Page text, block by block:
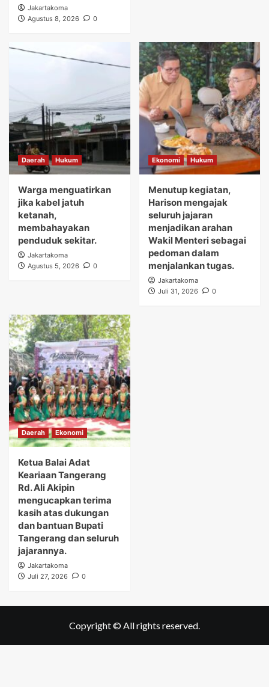
Jakartakoma
Agustus 8, 2026
0
Daerah Hukum
Warga menguatirkan
jika kabel jatuh
ketanah,
membahayakan
penduduk sekitar.
Jakartakoma
Agustus 5, 2026
0
Ekonomi Hukum
Menutup kegiatan,
Harison mengajak
seluruh jajaran
menjadikan arahan
Wakil Menteri sebagai
pedoman dalam
menjalankan tugas.
Jakartakoma
Juli 31, 2026
0
Daerah Ekonomi
Ketua Balai Adat
Keariaan Tangerang
Rd. Ali Akipin
mengucapkan terima
kasih atas dukungan
dan bantuan Bupati
Tangerang dan seluruh
jajarannya.
Jakartakoma
Juli 27, 2026
0
Copyright © All rights reserved.